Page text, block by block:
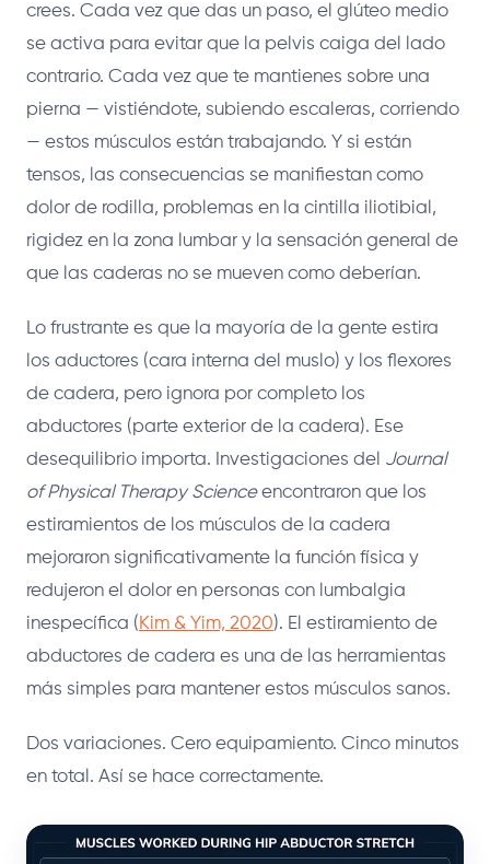
crees. Cada vez que das un paso, el glúteo medio
se activa para evitar que la pelvis caiga del lado
contrario. Cada vez que te mantienes sobre una
pierna — vistiéndote, subiendo escaleras, corriendo
— estos músculos están trabajando. Y si están
tensos, las consecuencias se manifiestan como
dolor de rodilla, problemas en la cintilla iliotibial,
rigidez en la zona lumbar y la sensación general de
que las caderas no se mueven como deberían.
Lo frustrante es que la mayoría de la gente estira
los aductores (cara interna del muslo) y los flexores
de cadera, pero ignora por completo los
abductores (parte exterior de la cadera). Ese
desequilibrio importa. Investigaciones del Journal
of Physical Therapy Scienceencontraron que los
estiramientos de los músculos de la cadera
mejoraron significativamente la función física y
redujeron el dolor en personas con lumbalgia
inespecífica ( Kim & Yim, 2020). El estiramiento de
abductores de cadera es una de las herramientas
más simples para mantener estos músculos sanos.
Dos variaciones. Cero equipamiento. Cinco minutos
en total. Así se hace correctamente.